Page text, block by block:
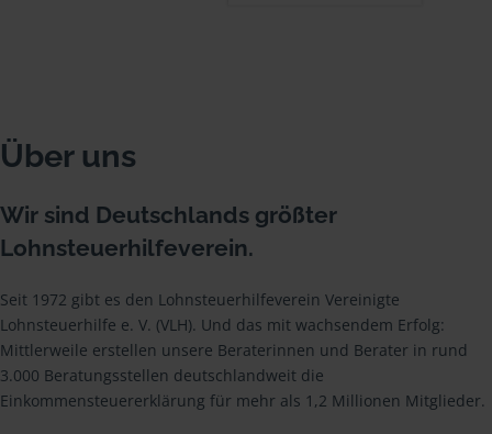
Über uns
Wir sind Deutschlands größter
Lohnsteuerhilfeverein.
Seit 1972 gibt es den Lohnsteuerhilfeverein Vereinigte
Lohnsteuerhilfe e. V. (VLH). Und das mit wachsendem Erfolg:
Mittlerweile erstellen unsere Beraterinnen und Berater in rund
3.000 Beratungsstellen deutschlandweit die
Einkommensteuererklärung für mehr als 1,2 Millionen Mitglieder.